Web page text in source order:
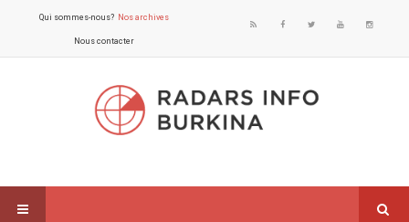
Qui sommes-nous? Nos archives
Nous contacter